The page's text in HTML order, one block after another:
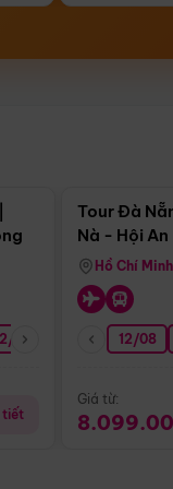
08 26/08 05/09
tiết
Tour Đà
Nà - Hội
Động
Hồ Chí Minh
12/08
Giá từ: